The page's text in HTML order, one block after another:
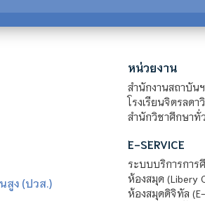
สูง (ปวส.)
หน่วยงาน
สำนักงานสถาบันฯ
โรงเรียนจิตรลดา
สำนักวิชาศึกษาทั่
E-SERVICE
ระบบบริการการศึ
ห้องสมุด (Libery
ห้องสมุดดิจิทัล